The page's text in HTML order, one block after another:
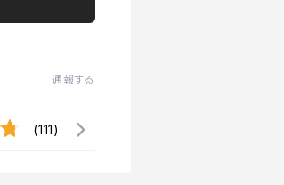
通報する
(111)